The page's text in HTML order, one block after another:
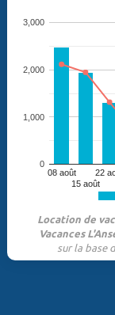
08 août
15 août
22
0
1,000
2,000
3,000
Location de
Vacances
sur la base